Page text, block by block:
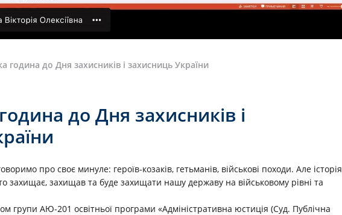
година до Дня захисників і захисниць України
до Дня захисників і
про своє минуле: героїв-козаків, гетьманів, військові походи. Але історія
захищає, захищав та буде захищати нашу державу на військовому рівні та
групи АЮ-201 освітньої програми «Адміністративна юстиція (Суд. Публічна